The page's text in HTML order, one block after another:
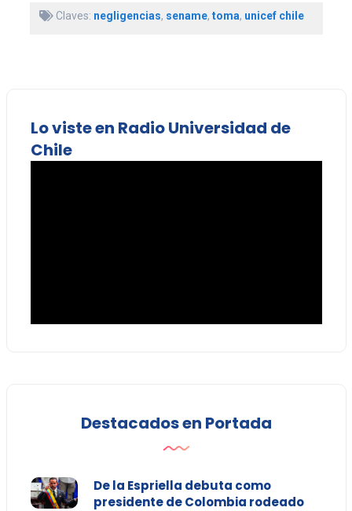
Claves: negligencias, sename, toma, unicef chile
Lo viste en Radio Universidad de
Chile
Destacados en Portada
De la Espriella debuta como
presidente de Colombia rodeado